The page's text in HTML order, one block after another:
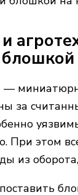
—
за
При этом
из